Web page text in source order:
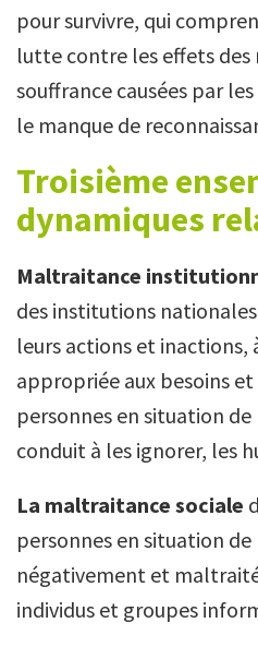
pour survivre, qui
lutte contre les effets des
souffrance causées par
le manque de
Troisième
dynamiques
Maltraitance
des institutions
leurs actions et inactions,
appropriée aux besoins
personnes en situation
conduit à les ignorer, les
La maltraitance sociale
personnes en situation
négativement et
individus et groupes